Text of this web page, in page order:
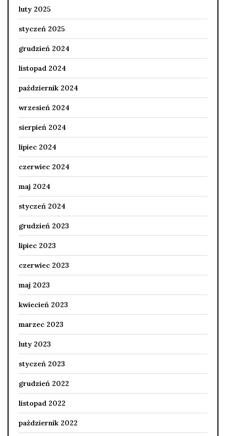
luty 2025
styczeń 2025
grudzień 2024
listopad 2024
październik 2024
wrzesień 2024
sierpień 2024
lipiec 2024
czerwiec 2024
maj 2024
styczeń 2024
grudzień 2023
lipiec 2023
czerwiec 2023
maj 2023
kwiecień 2023
marzec 2023
luty 2023
styczeń 2023
grudzień 2022
listopad 2022
październik 2022